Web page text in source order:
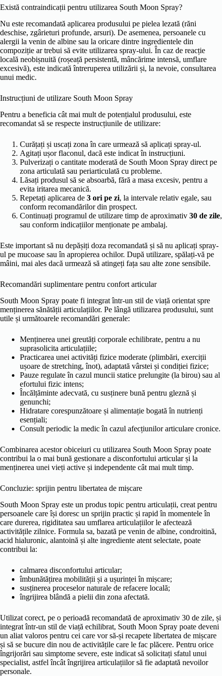
Există contraindicații pentru utilizarea South Moon Spray?
Nu este recomandată aplicarea produsului pe pielea lezată (răni
deschise, zgârieturi profunde, arsuri). De asemenea, persoanele cu
alergii la venin de albine sau la oricare dintre ingredientele din
compoziție ar trebui să evite utilizarea spray-ului. În caz de reacție
locală neobișnuită (roșeață persistentă, mâncărime intensă, umflare
excesivă), este indicată întreruperea utilizării și, la nevoie, consultarea
unui medic.
Instrucțiuni de utilizare South Moon Spray
Pentru a beneficia cât mai mult de potențialul produsului, este
recomandat să se respecte instrucțiunile de utilizare:
Curățați și uscați zona în care urmează să aplicați spray-ul.
Agitați ușor flaconul, dacă este indicat în instrucțiuni.
Pulverizați o cantitate moderată de South Moon Spray direct pe
zona articulată sau periarticulată cu probleme.
Lăsați produsul să se absoarbă, fără a masa excesiv, pentru a
evita iritarea mecanică.
Repetați aplicarea de 3 ori pe zi, la intervale relativ egale, sau
conform recomandărilor din prospect.
Continuați programul de utilizare timp de aproximativ 30 de zile,
sau conform indicațiilor menționate pe ambalaj.
Este important să nu depășiți doza recomandată și să nu aplicați spray-
ul pe mucoase sau în apropierea ochilor. După utilizare, spălați-vă pe
mâini, mai ales dacă urmează să atingeți fața sau alte zone sensibile.
Recomandări suplimentare pentru confort articular
South Moon Spray poate fi integrat într-un stil de viață orientat spre
menținerea sănătății articulațiilor. Pe lângă utilizarea produsului, sunt
utile și următoarele recomandări generale:
Menținerea unei greutăți corporale echilibrate, pentru a nu
suprasolicita articulațiile;
Practicarea unei activități fizice moderate (plimbări, exerciții
ușoare de stretching, înot), adaptată vârstei și condiției fizice;
Pauze regulate în cazul muncii statice prelungite (la birou) sau al
efortului fizic intens;
Încălțăminte adecvată, cu susținere bună pentru gleznă și
genunchi;
Hidratare corespunzătoare și alimentație bogată în nutrienți
esențiali;
Consult periodic la medic în cazul afecțiunilor articulare cronice.
Combinarea acestor obiceiuri cu utilizarea South Moon Spray poate
contribui la o mai bună gestionare a disconfortului articular și la
menținerea unei vieți active și independente cât mai mult timp.
Concluzie: sprijin pentru libertatea de mișcare
South Moon Spray este un produs topic pentru articulații, creat pentru
persoanele care își doresc un sprijin practic și rapid în momentele în
care durerea, rigiditatea sau umflarea articulațiilor le afectează
activitățile zilnice. Formula sa, bazată pe venin de albine, condroitină,
acid hialuronic, alantoină și alte ingrediente atent selectate, poate
contribui la:
calmarea disconfortului articular;
îmbunătățirea mobilității și a ușurinței în mișcare;
susținerea proceselor naturale de refacere locală;
îngrijirea blândă a pielii din zona afectată.
Utilizat corect, pe o perioadă recomandată de aproximativ 30 de zile, și
integrat într-un stil de viață echilibrat, South Moon Spray poate deveni
un aliat valoros pentru cei care vor să-și recapete libertatea de mișcare
și să se bucure din nou de activitățile care le fac plăcere. Pentru orice
îngrijorări sau simptome severe, este indicat să solicitați sfatul unui
specialist, astfel încât îngrijirea articulațiilor să fie adaptată nevoilor
personale.